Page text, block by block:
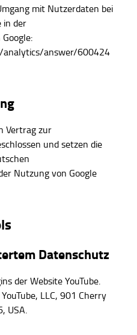
mit Nutzerdaten bei
in der
analytics/answer/600424
Vertrag zur
und setzen die
Nutzung von Google
Datenschutz
der Website YouTube.
LLC, 901 Cherry
USA.